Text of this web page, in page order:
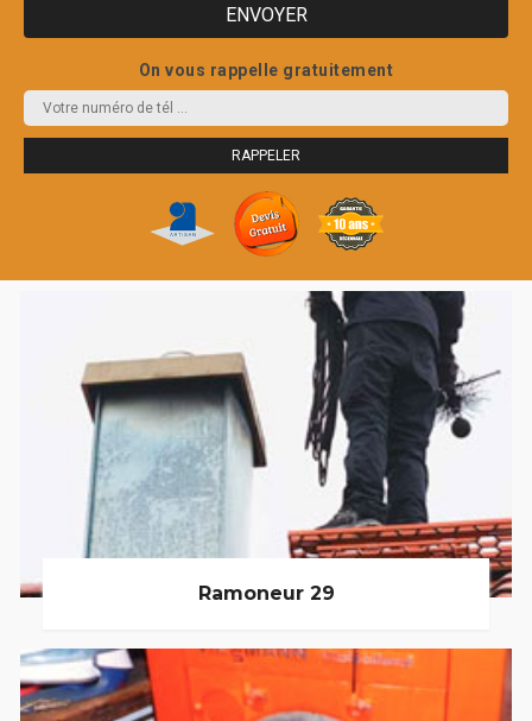
On vous rappelle gratuitement
Ramoneur 29